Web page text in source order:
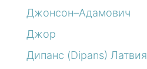
Джонсон–Адамович
Джор
Дипанс (Dipans) Латвия